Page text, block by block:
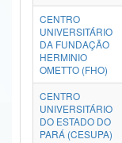
Secretaria de Governo
Gabinete de Segurança
Advocacia-Geral da União
Banco Central do Brasil
CENTRO
UNIVERSITÁRIO
DA FUNDAÇÃO
HERMINIO
OMETTO (FHO)
CENTRO
UNIVERSITÁRIO
DO ESTADO DO
PARÁ (CESUPA)